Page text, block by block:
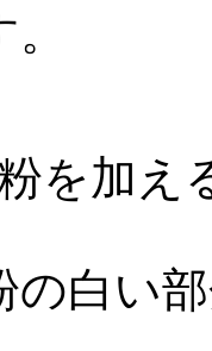
を加え
の白い